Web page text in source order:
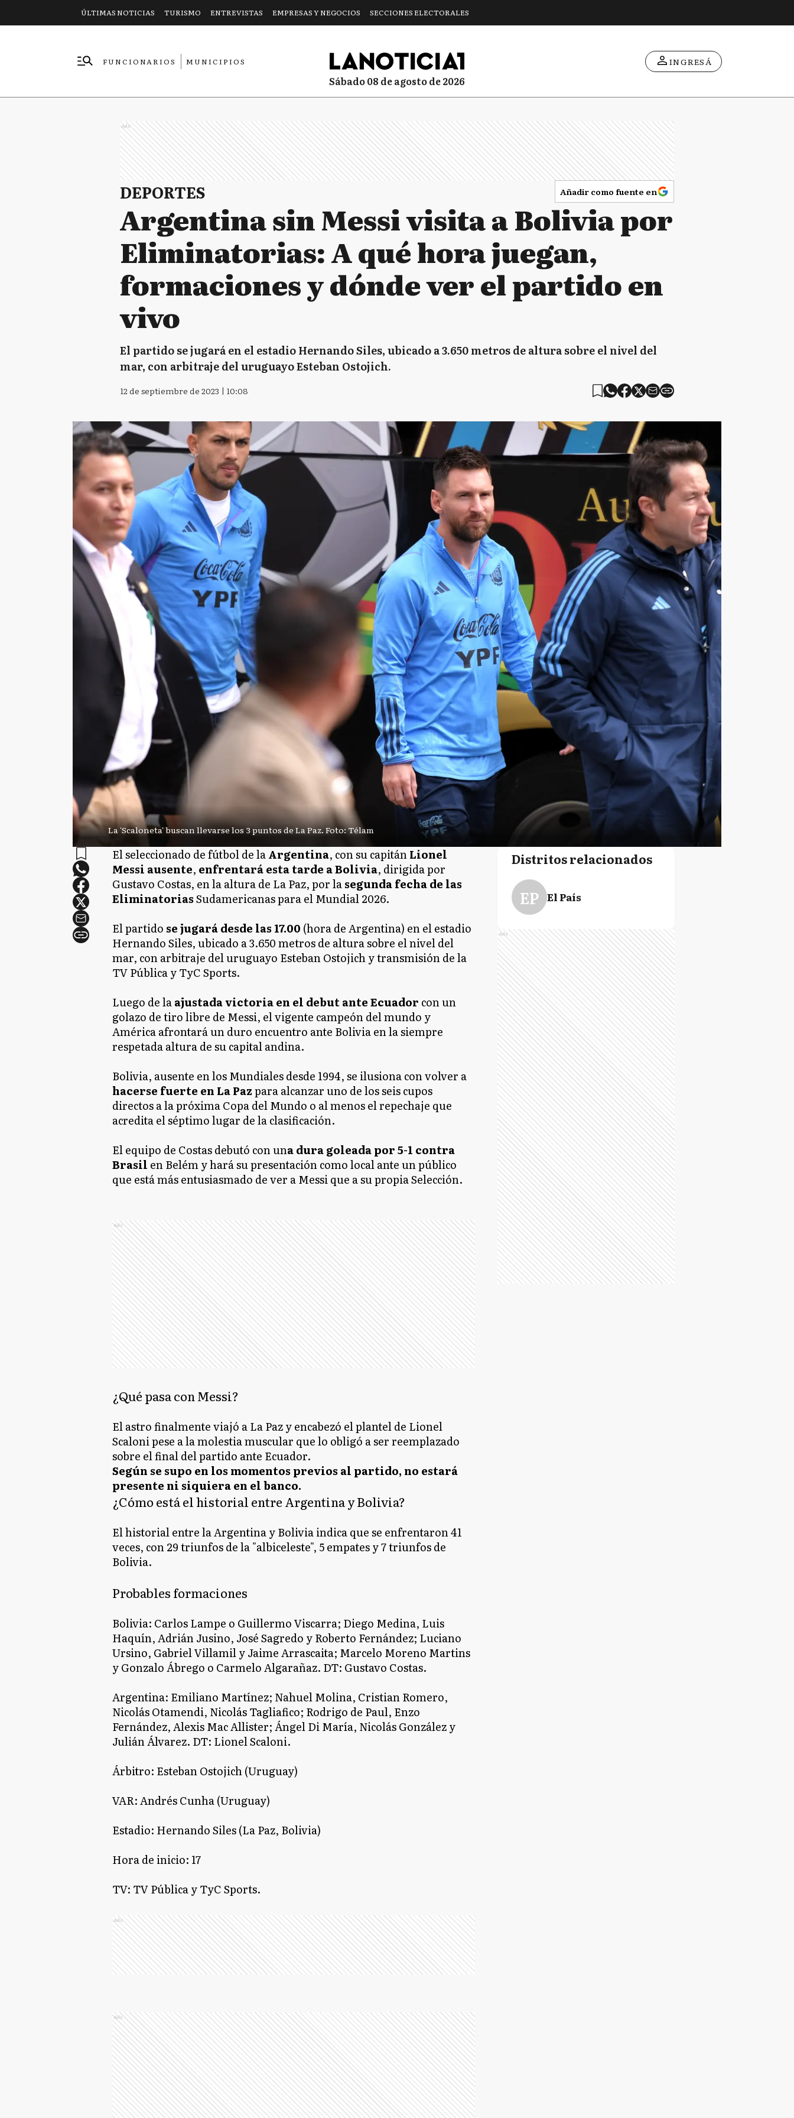
ÚLTIMAS NOTICIAS TURISMO ENTREVISTAS EMPRESAS Y NEGOCIOS SECCIONES ELECTORALES
FUNCIONARIOS
MUNICIPIOS
sábado 08 de agosto de 2026
INGRESÁ
Ads
DEPORTES Añadir como fuente en
Argentina sin Messi visita a Bolivia por
Eliminatorias: A qué hora juegan,
formaciones y dónde ver el partido en
vivo
El partido se jugará en el estadio Hernando Siles, ubicado a 3.650 metros de altura sobre el nivel del
mar, con arbitraje del uruguayo Esteban Ostojich.
12 de septiembre de 2023 | 10:08
La 'Scaloneta' buscan llevarse los 3 puntos de La Paz. Foto: Télam
El seleccionado de fútbol de laArgentina, con su capitánLionel
Messi ausente, enfrentará esta tarde a Bolivia, dirigida por
Gustavo Costas, en la altura de La Paz, por lasegunda fecha de las
EliminatoriasSudamericanas para el Mundial 2026.
El partido se jugará desde las 17.00 (hora de Argentina) en el estadio
Hernando Siles, ubicado a 3.650 metros de altura sobre el nivel del
mar, con arbitraje del uruguayo Esteban Ostojich y transmisión de la
TV Pública y TyC Sports.
Luego de laajustada victoria en el debut ante Ecuador con un
golazo de tiro libre de Messi, el vigente campeón del mundo y
América afrontará un duro encuentro ante Bolivia en la siempre
respetada altura de su capital andina.
Bolivia, ausente en los Mundiales desde 1994, se ilusiona con volver a
hacerse fuerte en La Pazpara alcanzar uno de los seis cupos
directos a la próxima Copa del Mundo o al menos el repechaje que
acredita el séptimo lugar de la clasificación.
El equipo de Costas debutó con una dura goleada por 5-1 contra
Brasil en Belém y hará su presentación como local ante un público
que está más entusiasmado de ver a Messi que a su propia Selección.
Ads
¿Qué pasa con Messi?
El astro finalmente viajó a La Paz y encabezó el plantel de Lionel
Scaloni pese a la molestia muscular que lo obligó a ser reemplazado
sobre el final del partido ante Ecuador.
Según se supo en los momentos previos al partido, no estará
presente ni siquiera en el banco.
¿Cómo está el historial entre Argentina y Bolivia?
El historial entre la Argentina y Bolivia indica que se enfrentaron 41
veces, con 29 triunfos de la "albiceleste", 5 empates y 7 triunfos de
Bolivia.
Probables formaciones
Bolivia: Carlos Lampe o Guillermo Viscarra; Diego Medina, Luis
Haquín, Adrián Jusino, José Sagredo y Roberto Fernández; Luciano
Ursino, Gabriel Villamil y Jaime Arrascaita; Marcelo Moreno Martins
y Gonzalo Ábrego o Carmelo Algarañaz. DT: Gustavo Costas.
Argentina: Emiliano Martínez; Nahuel Molina, Cristian Romero,
Nicolás Otamendi, Nicolás Tagliafico; Rodrigo de Paul, Enzo
Fernández, Alexis Mac Allister; Ángel Di María, Nicolás González y
Julián Álvarez. DT: Lionel Scaloni.
Árbitro: Esteban Ostojich (Uruguay)
VAR: Andrés Cunha (Uruguay)
Estadio: Hernando Siles (La Paz, Bolivia)
Hora de inicio: 17
TV: TV Pública y TyC Sports.
Ads
Ads
Distritos relacionados
EP El País
Ads